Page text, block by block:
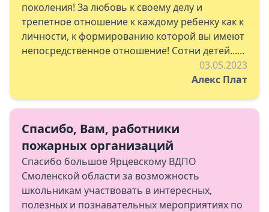
поколения! За любовь к своему делу и
трепетное отношение к каждому ребенку как к
личности, к формированию которой вы имеют
непосредственное отношение! Сотни детей......
03.05.2023
Алекс Плат
Спасибо, Вам, работники
пожарных организаций
Спасибо большое Ярцевскому ВДПО
Смоленской области за возможность
школьникам участвовать в интересных,
полезных и познавательных мероприятиях по